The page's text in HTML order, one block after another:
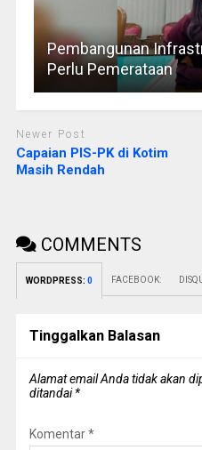
Pembangunan
Perlu Pemerataan
Newer Post
Capaian PIS-PK di Kotim
Masih Rendah
COMMENTS
WORDPRESS: 0 FACEBOOK:
Tinggalkan Balasan
Alamat email Anda tidak akan
ditandai*
Komentar*